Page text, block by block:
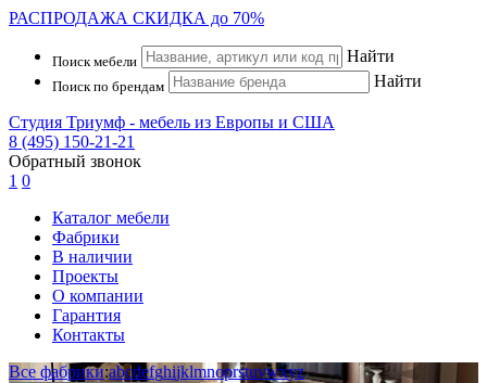
РАСПРОДАЖА СКИДКА до 70%
Поиск мебели Найти
Поиск по брендам Найти
Студия Триумф - мебель из Европы и США
8 (495) 150-21-21
Обратный звонок
1 0
Каталог мебели
Фабрики
В наличии
Проекты
О компании
Гарантия
Контакты
Все фабрики:abcdefghijklmnoprstuvwxyz